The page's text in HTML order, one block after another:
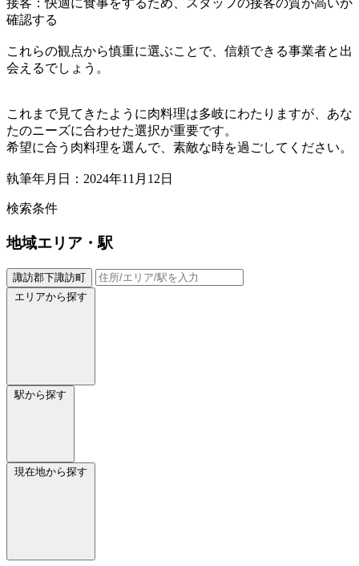
確認する
これらの観点から慎重に選ぶことで、信頼できる事業者と出
会えるでしょう。
これまで見てきたように肉料理は多岐にわたりますが、あな
たのニーズに合わせた選択が重要です。
希望に合う肉料理を選んで、素敵な時を過ごしてください。
執筆年月日：2024年11月12日
検索条件
地域エリア・駅
諏訪郡下諏訪町
エリアから探す
駅から探す
現在地から探す